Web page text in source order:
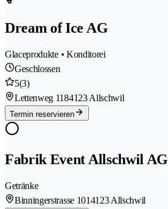
Dream of Ice AG
Glaceprodukte • Konditorei
Geschlossen
5(3)
Lettenweg 1184123 Allschwil
Termin reservieren
Fabrik Event Allschwil AG
Getränke
Binningerstrasse 1014123 Allschwil